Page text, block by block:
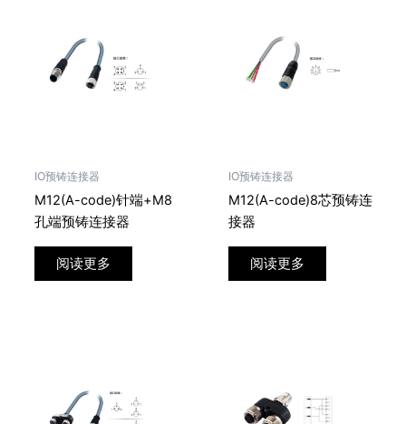
IO预铸连接器
M12(A-code)针端+M8
孔端预铸连接器
阅读更多
IO预铸连接器
M12(A-code)8芯预铸连
接器
阅读更多